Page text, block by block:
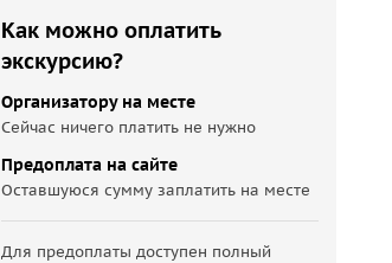
Как можно оплатить
экскурсию?
Организатору на месте
Сейчас ничего платить не нужно
Предоплата на сайте
Оставшуюся сумму заплатить на месте
Для предоплаты доступен полный